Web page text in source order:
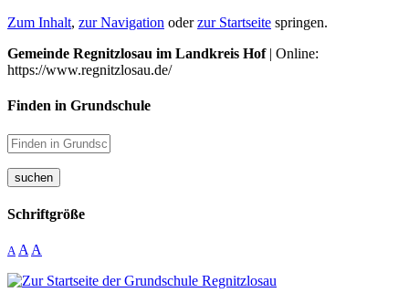
Zum Inhalt, zur Navigation oderzur Startseite springen.
Gemeinde Regnitzlosau im Landkreis Hof| Online:
https://www.regnitzlosau.de/
Finden in Grundschule
suchen
Schriftgröße
A A A